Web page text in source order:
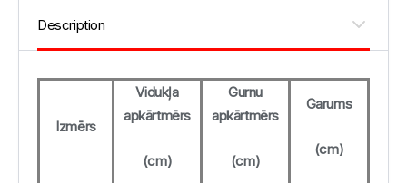
Izmērs
Vidukļa
apkārtmērs
(cm)
Gurnu
apkārtmērs
(cm)
Garums
(cm)